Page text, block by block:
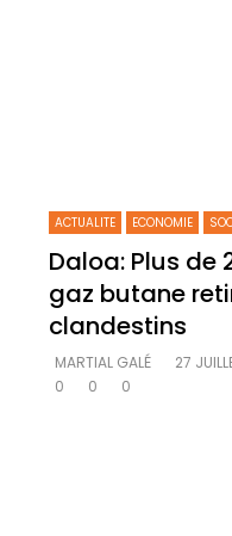
ACTUALITE ECONOMIE
Daloa: Plus de
gaz butane
clandestins
MARTIAL GALÉ
27
0
0 0